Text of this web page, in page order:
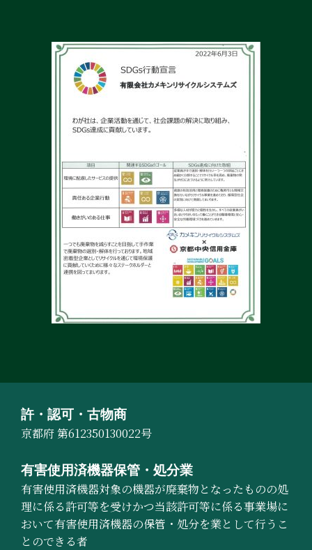
許・認可・古物商
京都府 第612350130022号
有害使用済機器保管・処分業
有害使用済機器対象の機器が廃棄物となったものの処
理に係る許可等を受けかつ当該許可等に係る事業場に
おいて有害使用済機器の保管・処分を業として行うこ
とのできる者